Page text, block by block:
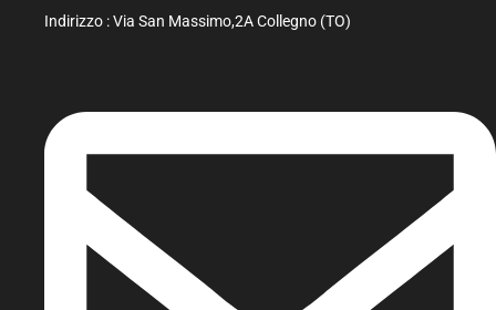
Indirizzo : Via San Massimo,2A Collegno (TO)